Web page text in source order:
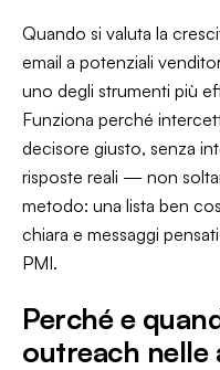
Quando si valuta la
email a potenziali
uno degli strumenti più
Funziona perché
decisore giusto, senza
risposte reali — non
metodo: una lista ben
chiara e messaggi
PMI.
Perché e
outreach nelle